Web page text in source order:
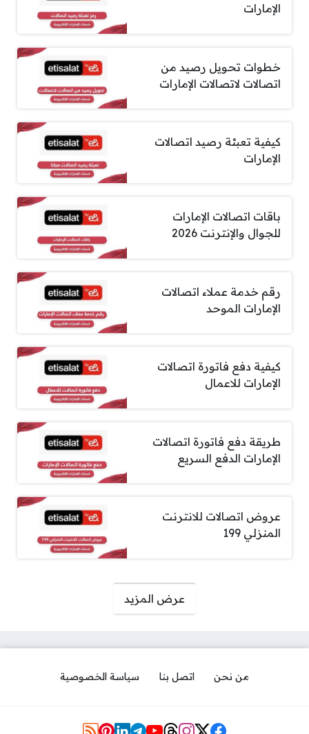
الإمارات
خطوات تحويل رصيد من
اتصالات لاتصالات الإمارات
كيفية تعبئة رصيد اتصالات
الإمارات
باقات اتصالات الإمارات
للجوال والإنترنت 2026
رقم خدمة عملاء اتصالات
الإمارات الموحد
كيفية دفع فاتورة اتصالات
الإمارات للاعمال
طريقة دفع فاتورة اتصالات
الإمارات الدفع السريع
عروض اتصالات للانترنت
المنزلي 199
عرض المزيد
من نحن اتصل بنا سياسة الخصوصية